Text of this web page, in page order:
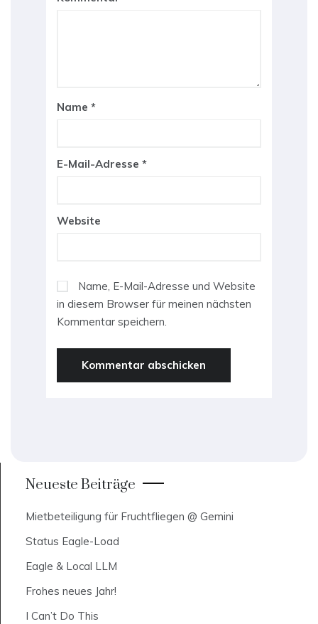
Name *
E-Mail-Adresse *
Website
Name, E-Mail-Adresse und Website
in diesem Browser für meinen nächsten
Kommentar speichern.
Neueste Beiträge
Mietbeteiligung für Fruchtfliegen @ Gemini
Status Eagle-Load
Eagle & Local LLM
Frohes neues Jahr!
I Can’t Do This